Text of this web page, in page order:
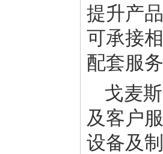
提升产
可承接
配套服
戈麦
及客户
设备及